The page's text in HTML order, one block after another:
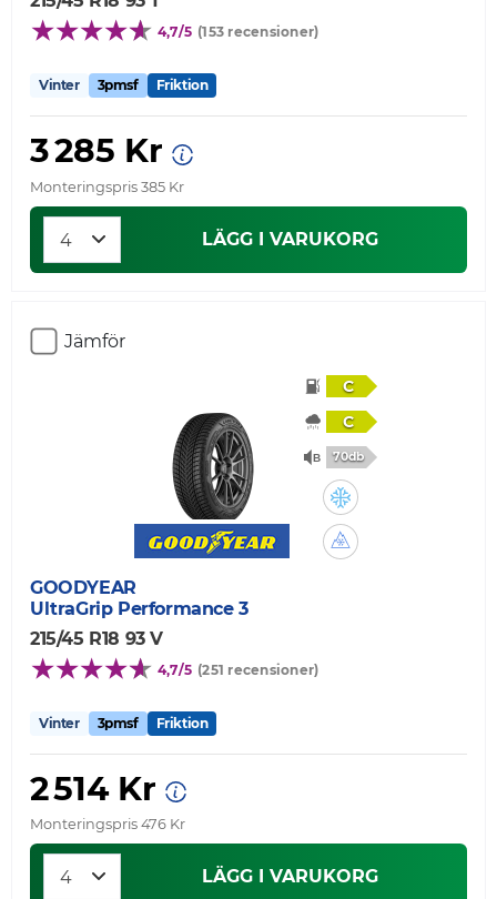
4,7/5 (153 recensioner)
Vinter 3pmsf Friktion
3 285 Kr
Monteringspris 385 Kr
LÄGG I VARUKORG
Jämför
C
C
70db
GOODYEAR
UltraGrip Performance 3
215/45 R18 93 V
4,7/5 (251 recensioner)
Vinter 3pmsf Friktion
2 514 Kr
Monteringspris 476 Kr
LÄGG I VARUKORG